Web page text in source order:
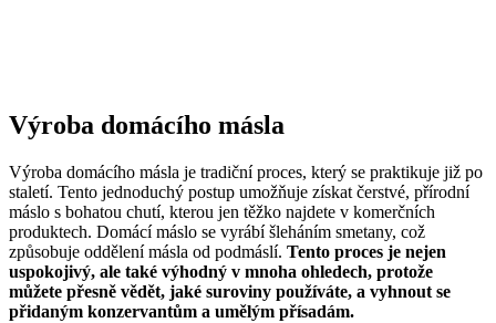
Výroba domácího másla
Výroba domácího másla je tradiční proces, který se praktikuje již po
staletí. Tento jednoduchý postup umožňuje získat čerstvé, přírodní
máslo s bohatou chutí, kterou jen těžko najdete v komerčních
produktech. Domácí máslo se vyrábí šleháním smetany, což
způsobuje oddělení másla od podmáslí. Tento proces je nejen
uspokojivý, ale také výhodný v mnoha ohledech, protože
můžete přesně vědět, jaké suroviny používáte, a vyhnout se
přidaným konzervantům a umělým přísadám.